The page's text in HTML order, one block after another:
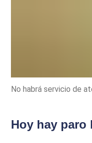
No habrá servicio de
Hoy hay paro